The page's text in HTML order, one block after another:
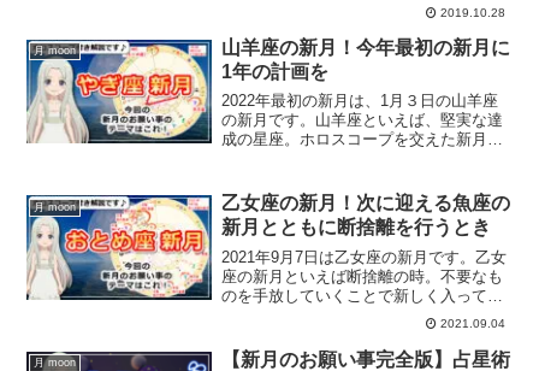
2019.10.28
月 moon
山羊座の新月！今年最初の新月に
1年の計画を
2022年最初の新月は、1月３日の山羊座
の新月です。山羊座といえば、堅実な達
成の星座。ホロスコープを交えた新月の
月 moon
乙女座の新月！次に迎える魚座の
新月とともに断捨離を行うとき
2021年9月7日は乙女座の新月です。乙女
座の新月といえば断捨離の時。不要なも
のを手放していくことで新しく入ってく
る時です。乙女座の新月にすること、乙
女座の新月のお願い事をホロスコープを
交えて解説します。
2021.09.04
月 moon
【新月のお願い事完全版】占星術